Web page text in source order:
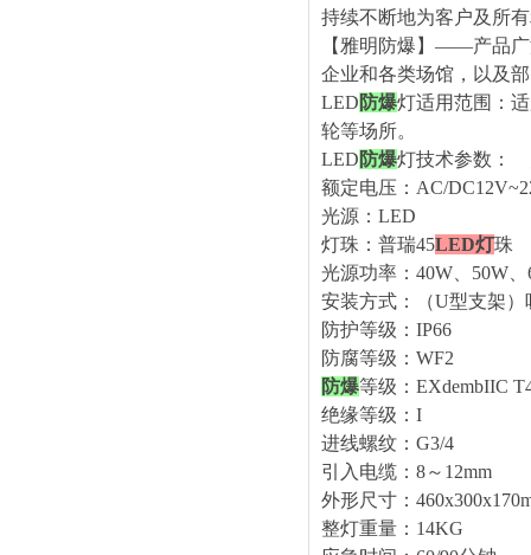
持续不断地为客户及所
【 雅明防爆 】 ——产品广
企业和各类场馆，以及
LED 防爆灯适用范围：
轮等场所。
LED 防爆灯技术参数：
额定电压： AC/
光源： LED
灯珠： 普瑞45LED灯珠
光源功率： 40W、50W
安装方式：（U型支架）
防护等级： IP66
防腐等级： WF2
防爆等级： EXdembIIC
绝缘等级： I
进线螺纹： G3/4
引入电缆： 8～12mm
外形尺寸： 460x300x1 70
整灯重量： 14KG